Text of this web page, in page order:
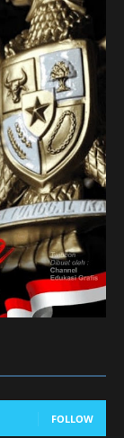
FOLLOW